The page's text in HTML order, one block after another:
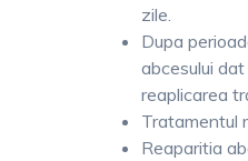
zile.
Dupa
abcesului
reaplicarea
Tratamentul
Reaparitia